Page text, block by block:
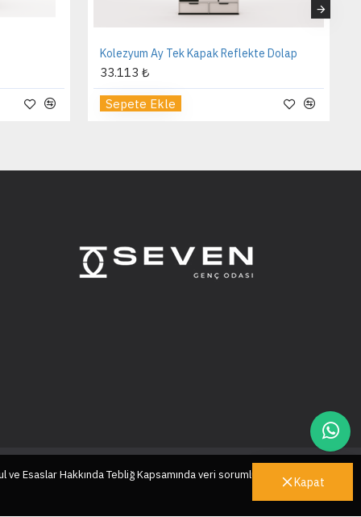
Kolezyum Ay Tek Kapak Reflekte Dolap
33.113 ₺
Sepete Ekle
Kapat
Esaslar Hakkında Tebliğ Kapsamında veri sorumlusu sıfatıyla